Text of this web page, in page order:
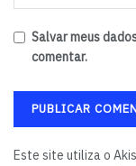
Salvar meus
comentar.
Este site utiliza o